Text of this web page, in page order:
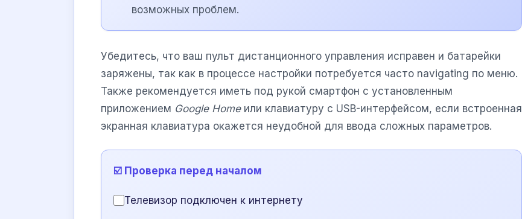
возможных проблем.
Убедитесь, что ваш пульт дистанционного управления исправен и батарейки
заряжены, так как в процессе настройки потребуется часто navigating по меню.
Также рекомендуется иметь под рукой смартфон с установленным
приложением Google Homeили клавиатуру с USB-интерфейсом, если встроенная
экранная клавиатура окажется неудобной для ввода сложных параметров.
☑️ Проверка перед началом
Телевизор подключен к интернету